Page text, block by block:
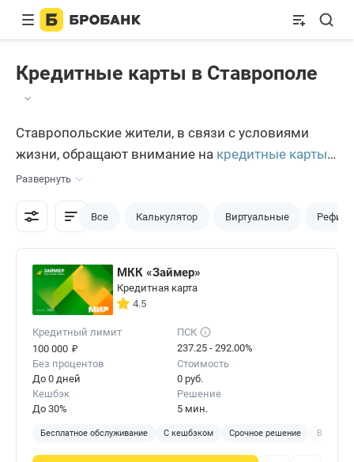
Кредитные карты в Ставрополе
Ставропольские жители, в связи с условиями
жизни, обращают внимание на кредитные карты.
Ведь они значительно упрощают жизнь, позволяя
расплачиваться за покупки в различных
магазинах, аптеках или на Интернет площадках.
Развернуть
Все Калькулятор Виртуальные
МКК «Займер»
Кредитная карта
4.5
Кредитный лимит
100 000 ₽
ПСК
237.25 - 292.00%
Без процентов
До 0 дней
Стоимость
0 руб.
Кешбэк
До 30%
Решение
5 мин.
Бесплатное обслуживание С кешбэком Срочное решение